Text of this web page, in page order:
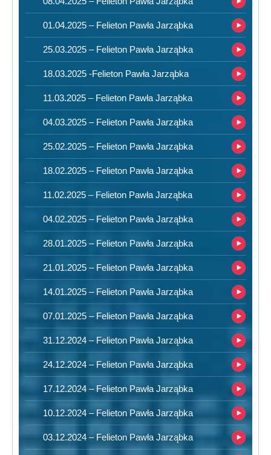
01.04.2025 – Felieton Pawła Jarząbka
25.03.2025 – Felieton Pawła Jarząbka
18.03.2025 -Felieton Pawła Jarząbka
11.03.2025 – Felieton Pawła Jarząbka
04.03.2025 – Felieton Pawła Jarząbka
25.02.2025 – Felieton Pawła Jarząbka
18.02.2025 – Felieton Pawła Jarząbka
11.02.2025 – Felieton Pawła Jarząbka
04.02.2025 – Felieton Pawła Jarząbka
28.01.2025 – Felieton Pawła Jarząbka
21.01.2025 – Felieton Pawła Jarząbka
14.01.2025 – Felieton Pawła Jarząbka
07.01.2025 – Felieton Pawła Jarząbka
31.12.2024 – Felieton Pawła Jarząbka
24.12.2024 – Felieton Pawła Jarząbka
17.12.2024 – Felieton Pawła Jarząbka
10.12.2024 – Felieton Pawła Jarząbka
03.12.2024 – Felieton Pawła Jarząbka